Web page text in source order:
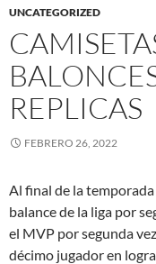
UNCATEGORIZED
REPLICAS
FEBRERO 26, 2022
Al final de la
balance de la liga por
el MVP por segunda
décimo jugador en